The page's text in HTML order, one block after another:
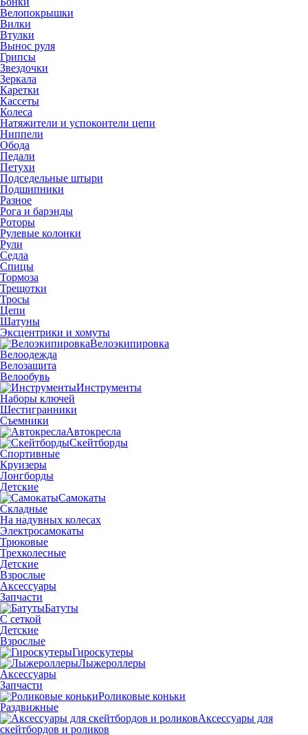
Велопокрышки
Вилки
Втулки
Вынос руля
Грипсы
Звездочки
Зеркала
Каретки
Кассеты
Колеса
Натяжители и успокоители цепи
Ниппели
Обода
Педали
Петухи
Подседельные штыри
Подшипники
Разное
Рога и барэнды
Роторы
Рулевые колонки
Рули
Седла
Спицы
Тормоза
Трещотки
Тросы
Цепи
Шатуны
Эксцентрики и хомуты
Велоэкипировка
Велоодежда
Велозащита
Велообувь
Инструменты
Наборы ключей
Шестигранники
Съемники
Автокресла
Скейтборды
Спортивные
Круизеры
Лонгборды
Детские
Самокаты
Складные
На надувных колесах
Электросамокаты
Трюковые
Трехколесные
Детские
Взрослые
Аксессуары
Запчасти
Батуты
С сеткой
Детские
Взрослые
Гироскутеры
Лыжероллеры
Аксессуары
Запчасти
Роликовые коньки
Раздвижные
Аксессуары для
скейтбордов и роликов